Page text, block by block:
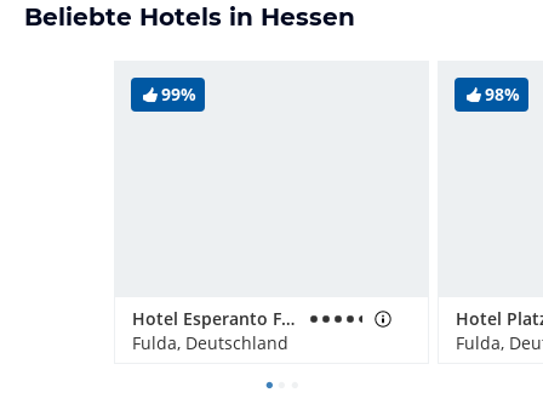
Beliebte Hotels in Hessen
99%
Hotel Esperanto Fulda
Fulda, Deutschland
98%
Hotel
Fulda,